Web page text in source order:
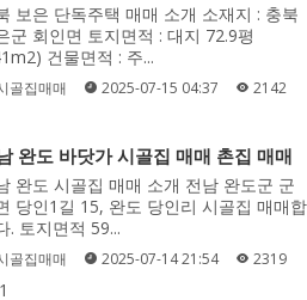
보은 단독주택 매매 소개 소재지 : 충북
군 회인면 토지면적 : 대지 72.9평
건물면적 : 주...
골집매매 2025-07-15 04:37 2142
완도 바닷가 시골집 매매 촌집 매매
완도 시골집 매매 소개 전남 완도군 군
당인1길 15, 완도 당인리 시골집 매매합
. 토지면적 59...
골집매매 2025-07-14 21:54 2319
1